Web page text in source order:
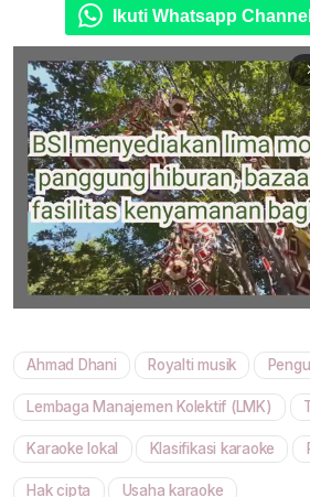
Ikuti Whatsapp
Ahmad Dhani Royalti musik
Lembaga Manajemen Kolektif (LMK)
Karaoke lokal Klasifikasi karaoke
Hak cipta Usaha karaoke